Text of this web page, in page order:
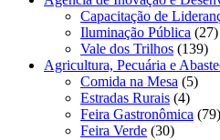
Capacitação de
Iluminação Pública (27)
Vale dos Trilhos (139)
Agricultura, Pecuária e
Comida na Mesa (5)
Estradas Rurais (4)
Feira Gastronômica (79)
Feira Verde (30)